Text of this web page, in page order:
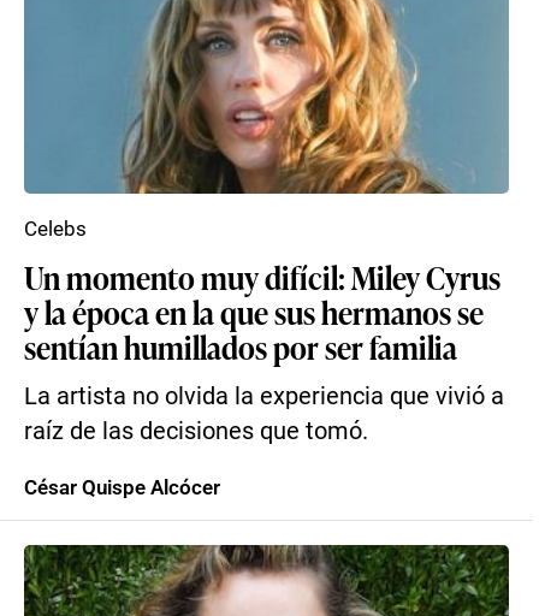
Un momento muy difícil: Miley Cyrus
y la época en la que sus hermanos se
sentían humillados por ser familia
La artista no olvida la experiencia que vivió a
raíz de las decisiones que tomó.
Celebs
César Quispe Alcócer